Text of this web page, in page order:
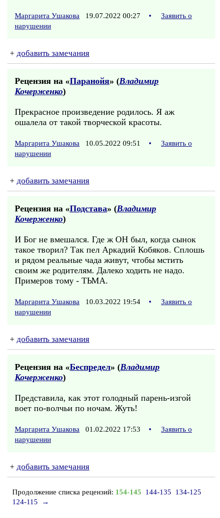
Маргарита Ушакова 19.07.2022 00:27 •
Заявить о
нарушении
+ добавить замечания
Рецензия на «Паранойя» (Владимир
Кочерженко)
Прекрасное произведение родилось. Я аж
ошалела от такой творческой красоты.
Маргарита Ушакова 10.05.2022 09:51 •
Заявить о
нарушении
+ добавить замечания
Рецензия на «Подстава» (Владимир
Кочерженко)
И Бог не вмешался. Где ж ОН был, когда сынок
такое творил? Так пел Аркадий Кобяков. Сплошь
и рядом реальные чада живут, чтобы мстить
своим же родителям. Далеко ходить не надо.
Примеров тому - ТЬМА.
Маргарита Ушакова 10.03.2022 19:54 •
Заявить о
нарушении
+ добавить замечания
Рецензия на «Беспредел» (Владимир
Кочерженко)
Представила, как этот голодный парень-изгой
воет по-волчьи по ночам. Жуть!
Маргарита Ушакова 01.02.2022 17:53 •
Заявить о
нарушении
+ добавить замечания
Продолжение списка рецензий: 154-145 144-135
134-125
124-115
→